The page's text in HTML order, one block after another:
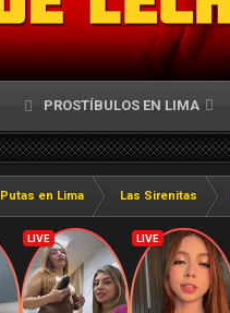
PROSTÍBULOS EN LIMA
Putas en Lima Las Sirenitas